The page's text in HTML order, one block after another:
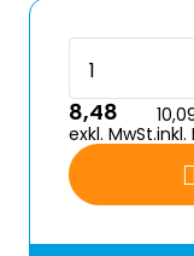
8,48
exkl. MwSt.inkl.